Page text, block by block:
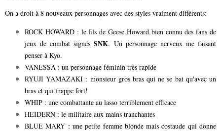
On a droit à 8 nouveaux personnages avec des styles vraiment différents:
ROCK HOWARD : le fils de Geese Howard bien connu des fans de
jeux de combat signésSNK. Un personnage nerveux me faisant
penser à Kyo.
VANESSA : un personnage féminin très rapide
RYUJI YAMAZAKI : monsieur gros bras qui ne se bat qu'avec un
bras et qui frappe fort!
WHIP : une combattante au lasso terriblement efficace
HEIDERN : le militaire aux mains tranchantes
BLUE MARY : une petite femme blonde mais costaude qui donne